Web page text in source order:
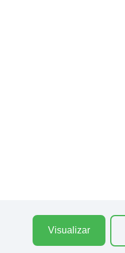
Visualizar